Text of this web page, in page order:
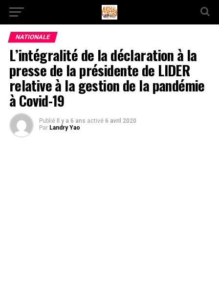
NATIONALE
L’intégralité de la déclaration à la
presse de la présidente de LIDER
relative à la gestion de la pandémie
à Covid-19
Publié Il y a 6 ans activé 6 avril 2020
Par Landry Yao